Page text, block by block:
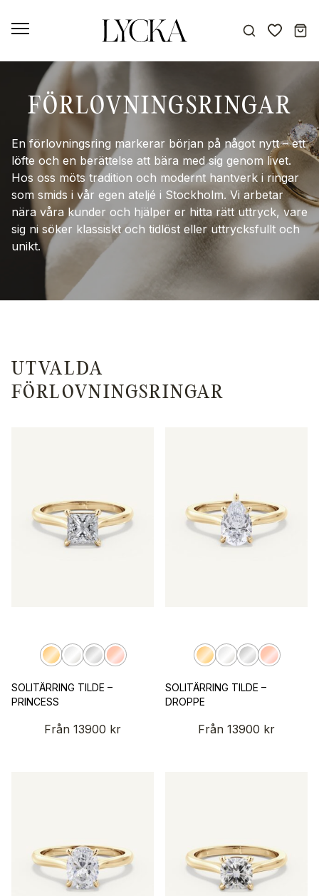
FÖRLOVNINGSRINGAR
En förlovningsring markerar början på något nytt – ett
löfte och en berättelse att bära med sig genom livet.
Hos oss möts tradition och modernt hantverk i ringar
som smids i vår egen ateljé i Stockholm. Vi arbetar
nära våra kunder och hjälper er hitta rätt uttryck, vare
sig ni söker klassiskt och tidlöst eller uttrycksfullt och
unikt.
UTVALDA
FÖRLOVNINGSRINGAR
SOLITÄRRING TILDE –
PRINCESS
Från 13900 kr
SOLITÄRRING TILDE –
DROPPE
Från 13900 kr